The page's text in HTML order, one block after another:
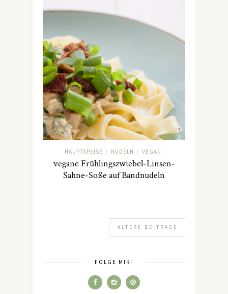
HAUPTSPEISE / NUDELN / VEGAN
vegane Frühlingszwiebel-Linsen-
Sahne-Soße auf Bandnudeln
ÄLTERE BEITRÄGE
FOLGE MIR!